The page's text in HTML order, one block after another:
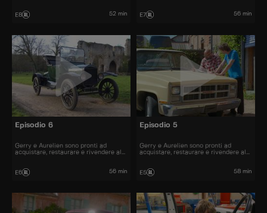
E8 52 min E7 56 min
Episodio 6
Gerry e Aurelien sono pronti ad
acquistare, restaurare e rivendere al
E6 56 min
Episodio 5
Gerry e Aurelien sono pronti ad
acquistare, restaurare e rivendere al
E5 58 min